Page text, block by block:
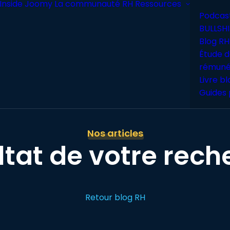
Joomy La communauté RH Ressources
Blog RH
Étude
Livre
Nos articles
de votre
Retour blog RH